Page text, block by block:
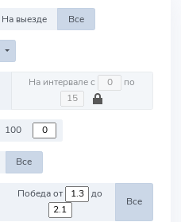
На выезде Все
На интервале с по
100
Все
Победа от до
Все